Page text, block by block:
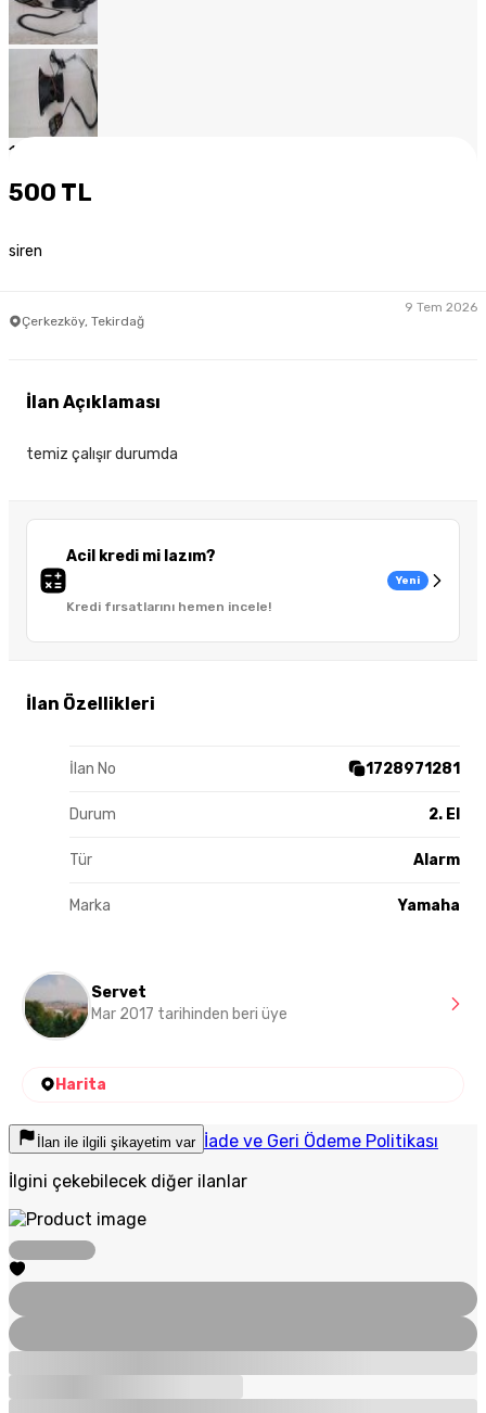
1
500 TL
siren
Çerkezköy, Tekirdağ
9 Tem 2026
Acil kredi mi lazım?
Kredi fırsatlarını hemen incele!
Yeni
İlan Özellikleri
İlan No 1728971281
Durum 2. El
Tür Alarm
Marka Yamaha
İlan Açıklaması
temiz çalışır durumda
Servet
Mar 2017 tarihinden beri üye
Harita
İlan ile ilgili şikayetim var İade ve Geri Ödeme Politikası
İlgini çekebilecek diğer ilanlar